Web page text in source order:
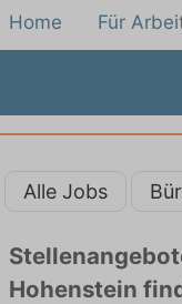
Home Für
Alle Jobs
Hohenstein